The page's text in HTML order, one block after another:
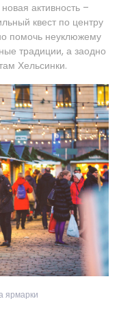
активность –
квест по центру
помочь неуклюжему
традиции, а заодно
Хельсинки.
ярмарки